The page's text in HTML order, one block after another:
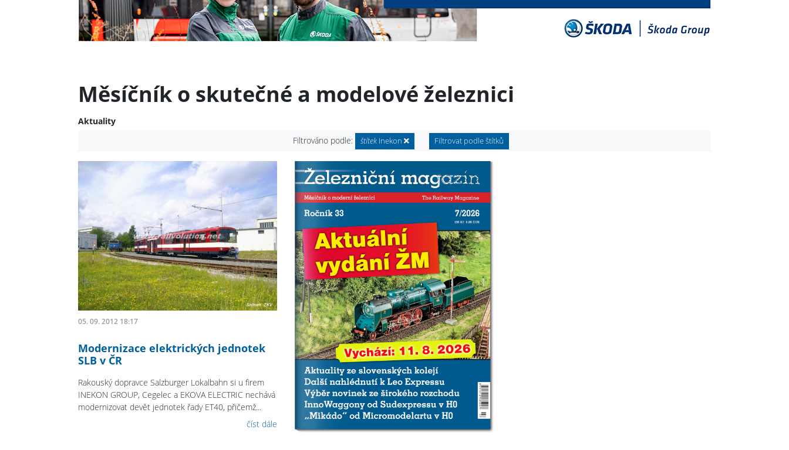
Měsíčník o skutečné a modelové železnici
Aktuality
Filtrováno podle:
štítekInekon Filtrovat podle štítků
05. 09. 2012 18:17
Modernizace elektrických jednotek
SLB v ČR
Rakouský dopravce Salzburger Lokalbahn si u firem
INEKON GROUP, Cegelec a EKOVA ELECTRIC nechává
modernizovat devět jednotek řady ET40, přičemž...
číst dále